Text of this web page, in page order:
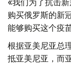
«我们为了抗击
购买俄罗斯的新
能够购买这个疫
根据亚美尼亚总
抵亚美尼亚，而